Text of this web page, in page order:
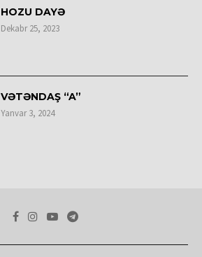
HOZU DAYƏ
Dekabr 25, 2023
VƏTƏNDAŞ “A”
Yanvar 3, 2024